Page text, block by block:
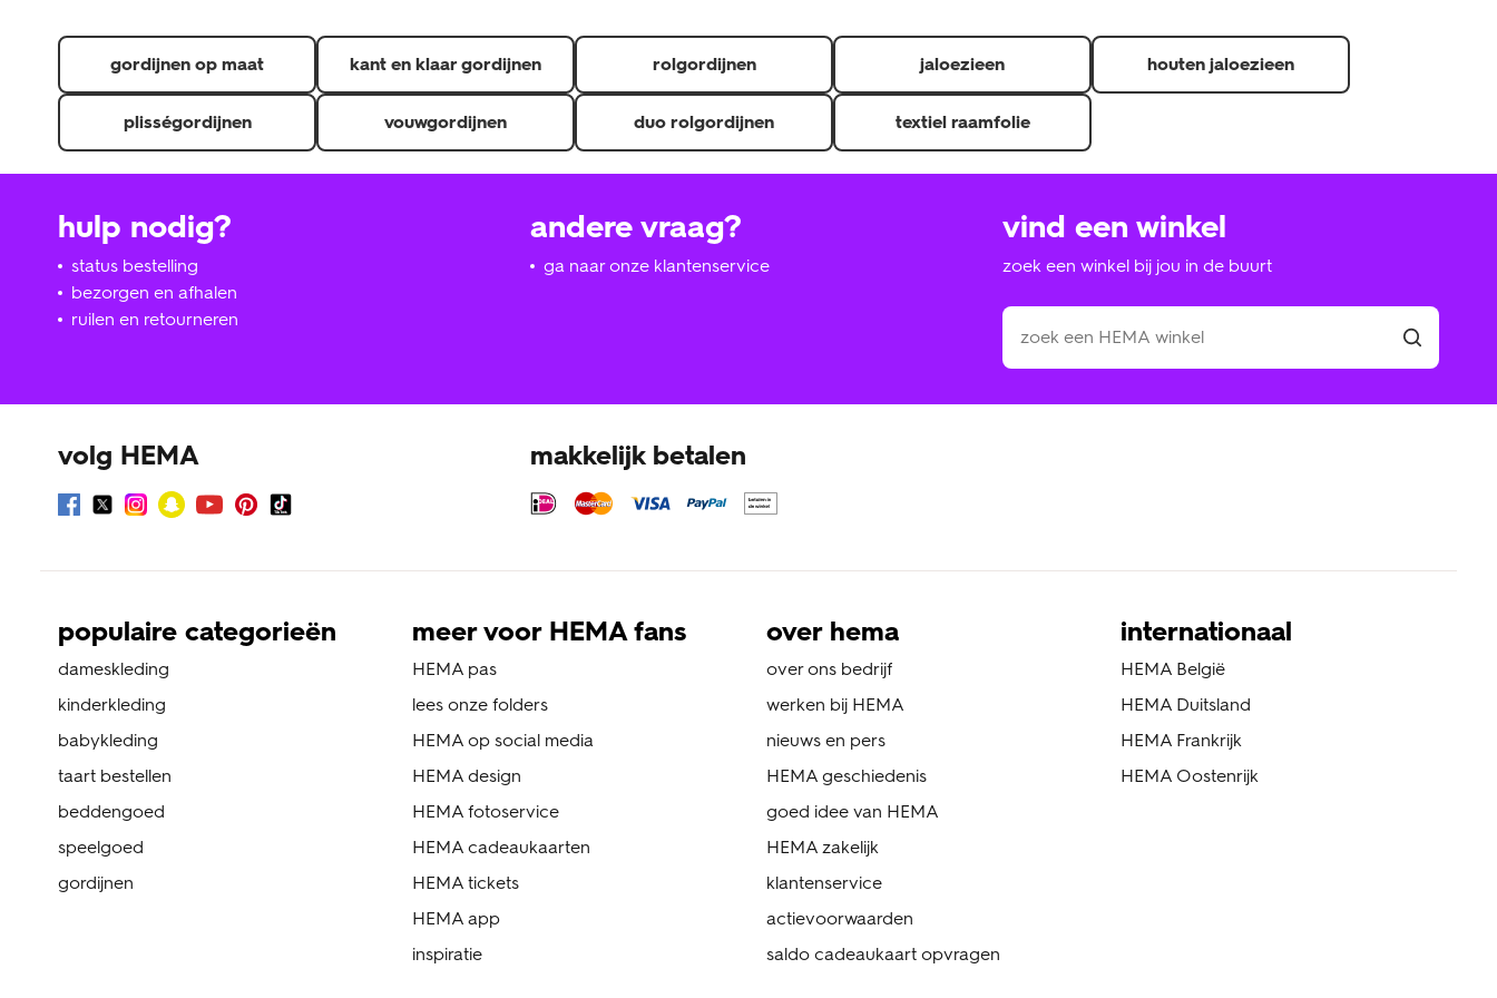
gordijnen op maat kant en klaar gordijnen rolgordijnen jaloezieen houten jaloezieen
plisségordijnen vouwgordijnen duo rolgordijnen textiel raamfolie
hulp nodig?
status bestelling
bezorgen en afhalen
ruilen en retourneren
andere vraag?
ga naar onze klantenservice
vind een winkel
zoek een winkel bij jou in de buurt
volg HEMA makkelijk betalen
populaire categorieën
dameskleding
kinderkleding
babykleding
taart bestellen
beddengoed
speelgoed
gordijnen
meer voor HEMA fans
HEMA pas
lees onze folders
HEMA op social media
HEMA design
HEMA fotoservice
HEMA cadeaukaarten
HEMA tickets
HEMA app
inspiratie
over hema
over ons bedrijf
werken bij HEMA
nieuws en pers
HEMA geschiedenis
goed idee van HEMA
HEMA zakelijk
klantenservice
actievoorwaarden
saldo cadeaukaart opvragen
internationaal
HEMA België
HEMA Duitsland
HEMA Frankrijk
HEMA Oostenrijk